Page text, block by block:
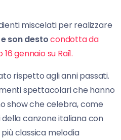
miscelati per realizzare
son destocondotta da
gennaio su Rai1.
rispetto agli anni passati.
spettacolari che hanno
show che celebra, come
canzone italiana con
classica melodia